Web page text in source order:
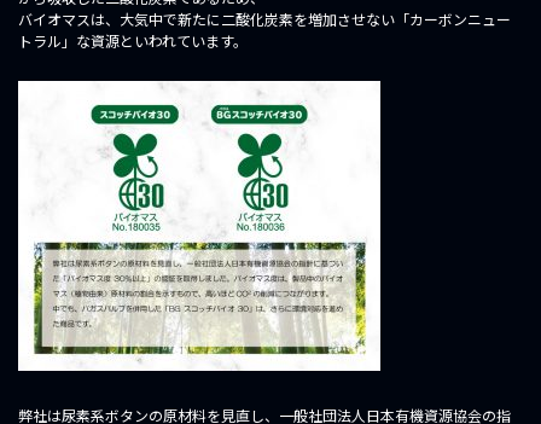
バイオマスは、大気中で新たに二酸化炭素を増加させない「カーボンニュー
トラル」な資源といわれています。
弊社は尿素系ボタンの原材料を見直し、一般社団法人日本有機資源協会の指